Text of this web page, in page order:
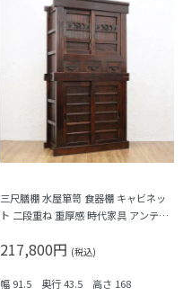
三尺膳棚 水屋箪笥 食器棚 キャビネッ
ト 二段重ね 重厚感 時代家具 アンティ
家
217,800円 (税込)
幅 91.5 奥行 43.5 高さ 168